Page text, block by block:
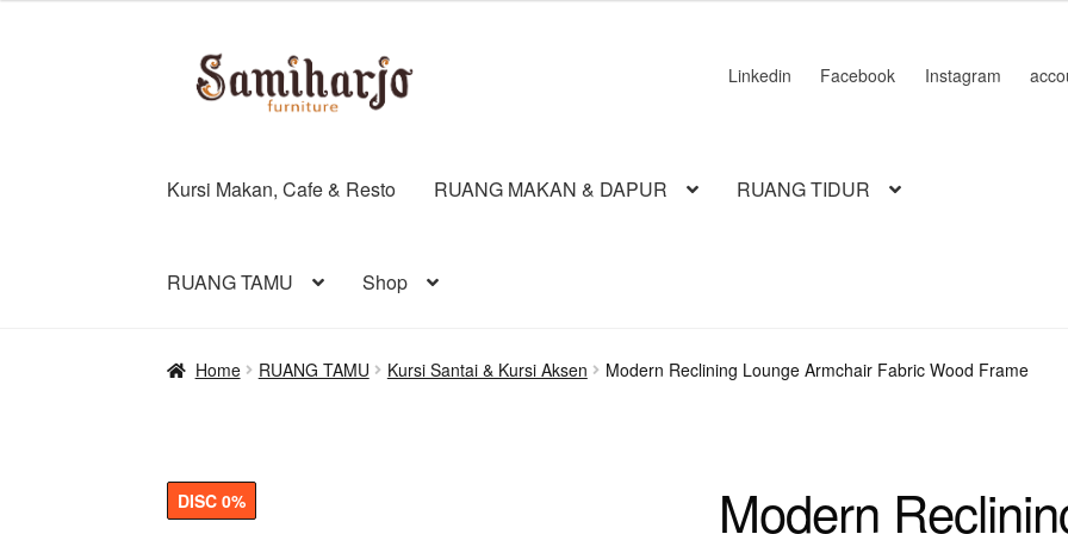
Skip
Skip
Linkedin Facebook Instagram
Kursi Makan, Cafe & Resto RUANG MAKAN & DAPUR RUANG TIDUR
RUANG TAMU Shop
Home RUANG TAMU Kursi Santai & Kursi Aksen Modern Reclining Lounge Armchair Fabric Wood Frame
DISC 0%
Modern